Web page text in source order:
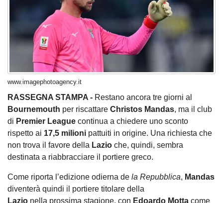
www.imagephotoagency.it
RASSEGNA STAMPA - Restano ancora tre giorni al
Bournemouth per riscattare Christos Mandas, ma il club
di Premier League continua a chiedere uno sconto
rispetto ai 17,5 milioni pattuiti in origine. Una richiesta che
non trova il favore della Lazio che, quindi, sembra
destinata a riabbracciare il portiere greco.
Come riporta l’edizione odierna de la Repubblica, Mandas
diventerà quindi il portiere titolare della
Lazio nella prossima stagione, con Edoardo Motta come